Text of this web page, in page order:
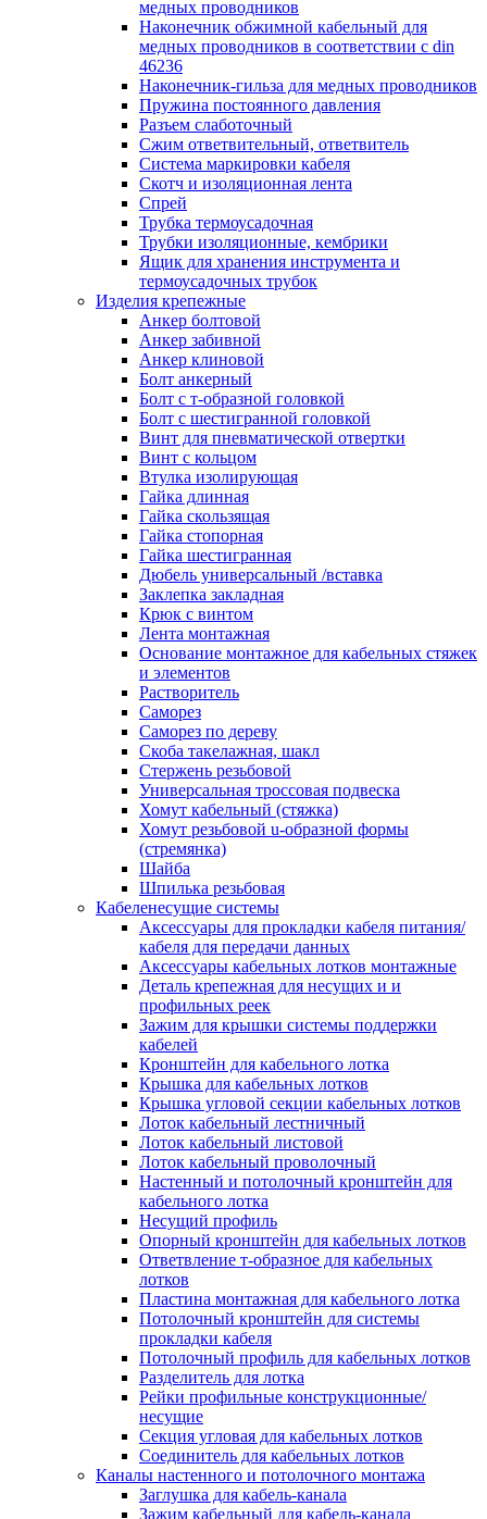
Потолочный кронштейн для
прокладки кабеля
Потолочный профиль для
Разделитель для лотка
Рейки профильные
несущие
Секция угловая для кабельных
Соединитель для кабельных
Каналы настенного и потолочного
Зажим кабельный для кабель-
Кабель-канал
Кабель-канал напольный
Кабель-канал настенный
Коробка монтажная для
кабель-канала
Коробка распределительная для
кабель-каналов
Крышка для настенного кабель-
Панель лицевая для настенного
канала
Перегородка разделительная для
настенного кабель-канала
Переходник для кабель-канала
Поворот для кабель-канала
Поворот для настенного кабель-
Рамка для ввода настенного
канала в стену/потолок/щит
Соединитель на стык для
кабель-канала
Соединитель/накладка на стык для
кабель-канала
Угол внешний для кабель-канала
Угол внешний для настенного
канала
Угол т-образный для кабель-
Колодки клеммные
Аксессуары для клеммной
Колодка заземления клеммная
Нулевая шина
Одно-многополюсная клеммная
разделительная для клеммной
Проходная клеммная колодка
Торцевая клемма клеммной
Короба кабельные
Короб распределительный
Материал монтажный
Держатель кабельный зажимной
Зажим балочный
Зажим/клипса для крепления труб
Скоба крепежная
Скоба с гвоздем
Соединитель провода
Материалы для подключения
Аксессуары для
коробок/корпусов для монтажа в
и в потолке
Зажим безвинтовой клеммный
Коробка клеммная
Коробка распределительная для
Крышка для распределительной
коробки/корпуса для монтажа в
в потолке
Распределительная коробка/
монтажа в стене и в потолке
Распределительная коробка/
Система электромонтажных колонн
Электромонтажная колонна
Системы ввода для кабелей и проводов
Ввод кабельный/сальник
Уплотнитель для кабельного
медных проводников
Наконечник обжимной кабельный для
медных проводников в соответствии с din
46236
Наконечник-гильза для медных проводников
Пружина постоянного давления
Разъем слаботочный
Сжим ответвительный, ответвитель
Система маркировки кабеля
Скотч и изоляционная лента
Спрей
Трубка термоусадочная
Трубки изоляционные, кембрики
Ящик для хранения инструмента и
термоусадочных трубок
Изделия крепежные
Анкер болтовой
Анкер забивной
Анкер клиновой
Болт анкерный
Болт с т-образной головкой
Болт с шестигранной головкой
Винт для пневматической отвертки
Винт с кольцом
Втулка изолирующая
Гайка длинная
Гайка скользящая
Гайка стопорная
Гайка шестигранная
Дюбель универсальный /вставка
Заклепка закладная
Крюк с винтом
Лента монтажная
Основание монтажное для кабельных стяжек
и элементов
Растворитель
Саморез
Саморез по дереву
Скоба такелажная, шакл
Стержень резьбовой
Универсальная троссовая подвеска
Хомут кабельный (стяжка)
Хомут резьбовой u-образной формы
(стремянка)
Шайба
Шпилька резьбовая
Кабеленесущие системы
Аксессуары для прокладки кабеля питания/
кабеля для передачи данных
Аксессуары кабельных лотков монтажные
Деталь крепежная для несущих и и
профильных реек
Зажим для крышки системы поддержки
кабелей
Кронштейн для кабельного лотка
Крышка для кабельных лотков
Крышка угловой секции кабельных лотков
Лоток кабельный лестничный
Лоток кабельный листовой
Лоток кабельный проволочный
Настенный и потолочный кронштейн для
кабельного лотка
Несущий профиль
Опорный кронштейн для кабельных лотков
Ответвление т-образное для кабельных
лотков
Пластина монтажная для кабельного лотка
Потолочный кронштейн для системы
прокладки кабеля
Потолочный профиль для кабельных лотков
Разделитель для лотка
Рейки профильные конструкционные/
несущие
Секция угловая для кабельных лотков
Соединитель для кабельных лотков
Каналы настенного и потолочного монтажа
Заглушка для кабель-канала
Зажим кабельный для кабель-канала